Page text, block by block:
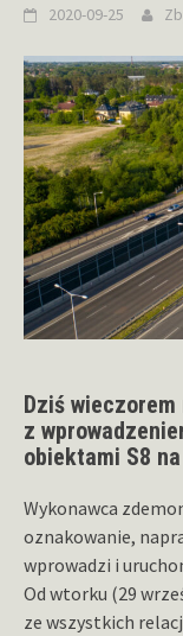
2020-09-25
Dziś
z
obiektami S8
Wykonawca
oznakowanie,
wprowadzi i
Od wtorku (29
ze wszystkich